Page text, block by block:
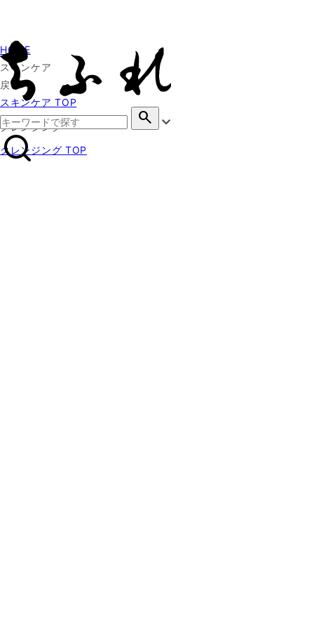
search
HOME
スキンケア
戻る
スキンケア TOP
クレンジング
クレンジング TOP